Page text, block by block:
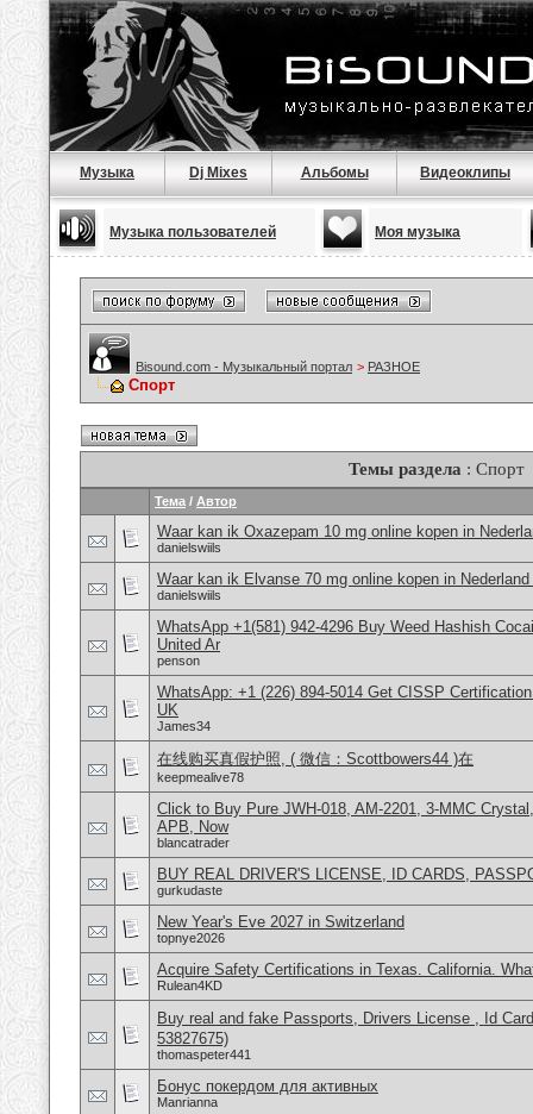
Музыка Dj Mixes Альбомы Видеоклипы
Музыка пользователей Моя музыка
Bisound.com - Музыкальный портал > РАЗНОЕ
Спорт
Темы раздела : Спорт
Тема / Автор
Waar kan ik Oxazepam 10 mg online kopen in
danielswiils
Waar kan ik Elvanse 70 mg online kopen in
danielswiils
WhatsApp +1(581) 942-4296 Buy Weed Hashish
United Ar
penson
WhatsApp: +1 (226) 894-5014​ Get CISSP
UK
James34
在线购买真假护照, ( 微信：Scottbowers44 )在
keepmealive78
Click to Buy Pure JWH-018, AM-2201, 3-MMC
APB, Now
blancatrader
BUY REAL DRIVER'S LICENSE, ID CARDS,
gurkudaste
New Year's Eve 2027 in Switzerland
topnye2026
Acquire Safety Certifications in Texas. California.
Rulean4KD
Buy real and fake Passports, Drivers License , Id
53827675)
thomaspeter441
Бонус покердом для активных
Manrianna